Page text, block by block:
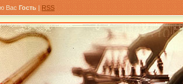
Вас Гость | RSS